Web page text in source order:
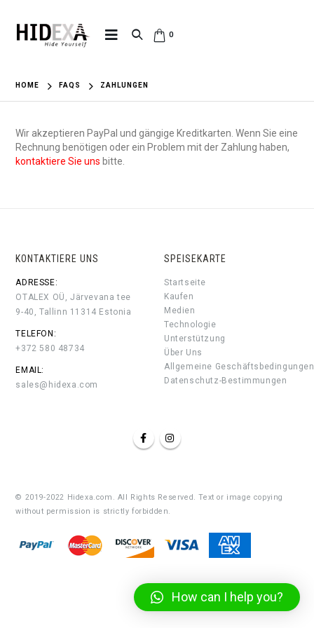
0
HOME FAQS ZAHLUNGEN
Wir akzeptieren PayPal und gängige Kreditkarten. Wenn Sie eine
Rechnung benötigen oder ein Problem mit der Zahlung haben,
kontaktiere Sie uns bitte.
KONTAKTIERE UNS
ADRESSE:
OTALEX OÜ, Järvevana tee
9-40, Tallinn 11314 Estonia
TELEFON:
+372 580 48734
EMAIL:
sales@hidexa.com
SPEISEKARTE
Startseite
Kaufen
Medien
Technologie
Unterstützung
Über Uns
Allgemeine Geschäftsbedingungen
Datenschutz-Bestimmungen
© 2019-2022 Hidexa.com. All Rights Reserved. Text or image copying
without permission is strictly forbidden.
How can I help you?